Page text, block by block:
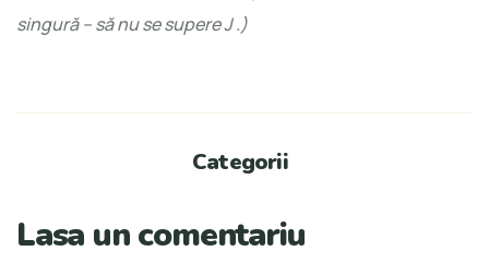
singură – să nu se supereJ.)
Categorii
Lasa un comentariu